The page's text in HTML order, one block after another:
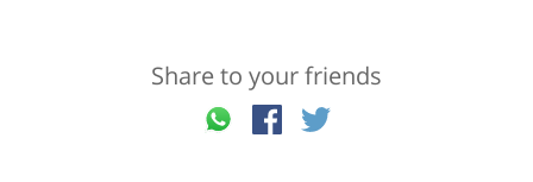
Share to your friends